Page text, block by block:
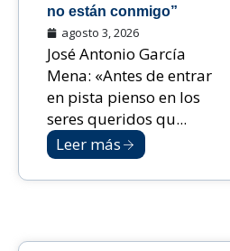
no están conmigo”
agosto 3, 2026
José Antonio García
Mena: «Antes de entrar
en pista pienso en los
seres queridos qu...
Leer más